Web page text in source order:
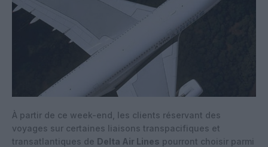
À partir de ce week-end, les clients réservant des
voyages sur certaines liaisons transpacifiques et
transatlantiques de Delta Air Lines pourront choisir parmi